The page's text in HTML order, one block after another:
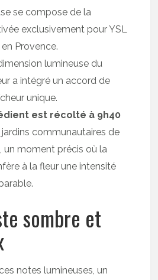
se compose de la
exclusivement pour YSL
Provence.
lumineuse du
a intégré un accord de
unique.
est récolté à 9h40
jardins communautaires de
, un moment précis où la
à la fleur une intensité
sombre et
notes lumineuses, un